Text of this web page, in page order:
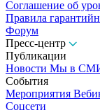
Соглашение об
Правила
Форум
Пресс-центр
Публикации
Новости Мы в
События
Мероприятия
Соцсети